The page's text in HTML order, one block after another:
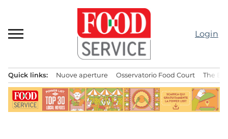
contenuto
Login
principale
Quick links: Nuove aperture Osservatorio Food Court The